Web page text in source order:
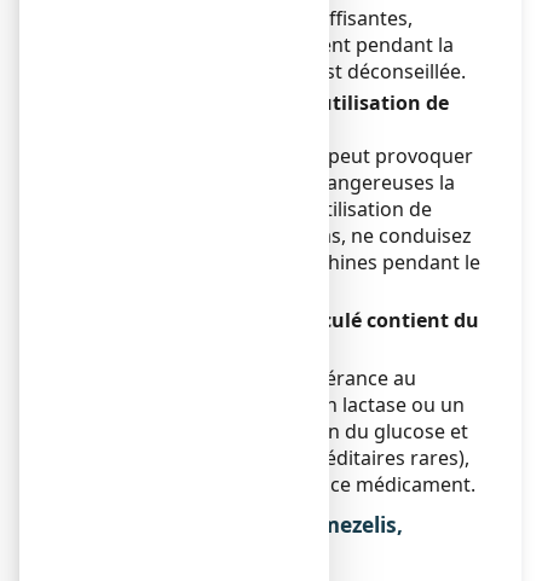
En l’absence de données suffisantes,
l’utilisation de ce médicament pendant la
grossesse et l’allaitement est déconseillée.
Conduite de véhicules et utilisation de
La prise de ce médicament peut provoquer
une somnolence rendant dangereuses la
conduite de véhicules et l’utilisation de
machines. Si tel est votre cas, ne conduisez
pas et n’utilisez pas de machines pendant le
Omezelis, comprimé pelliculé contient du
Si vous présentez une intolérance au
galactose, un déficit total en lactase ou un
syndrome de malabsorption du glucose et
du galactose (maladies héréditaires rares),
vous ne devez pas prendre ce médicament.
3. COMMENT PRENDRE Omezelis,